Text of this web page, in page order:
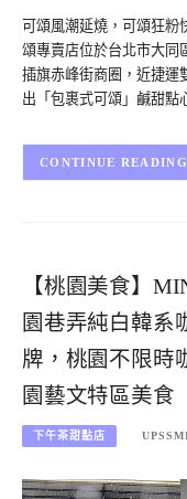
可頌風潮延燒，可頌狂粉
頌專賣店位於台北市大同
插旗赤峰街商圈，近捷運
出「包裹式可頌」鹹甜
CONTINUE READING
【桃園美食】
園巷弄純白韓系
牌，桃園不限時
園藝文特區美食
下午茶甜點店